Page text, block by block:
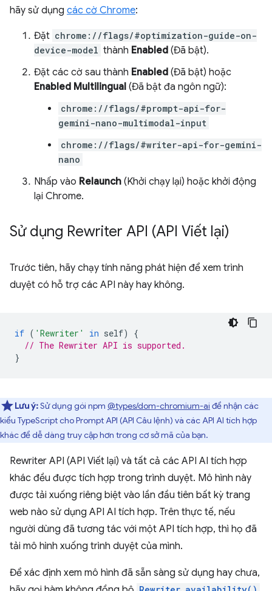
hãy sử dụng các cờ Chrome:
Đặt chrome://flags/#optimization-guide-on-
device-model thành Enabled (Đã bật).
Đặt các cờ sau thành Enabled (Đã bật) hoặc
Enabled Multilingual (Đã bật đa ngôn ngữ):
chrome://flags/#prompt-api-for-
gemini-nano-multimodal-input
chrome://flags/#writer-api-for-gemini-
nano
Nhấp vào Relaunch (Khởi chạy lại) hoặc khởi động
lại Chrome.
Sử dụng Rewriter API (API Viết lại)
Trước tiên, hãy chạy tính năng phát hiện để xem trình
duyệt có hỗ trợ các API này hay không.
if ( 'Rewriter' in self)
{
// The Rewriter API is supported.
}
Lưu ý:Sử dụng gói npm @types/dom-chromium-ai để nhận các
kiểu TypeScript cho Prompt API (API Câu lệnh) và các API AI tích hợp
khác để dễ dàng truy cập hơn trong cơ sở mã của bạn.
Rewriter API (API Viết lại) và tất cả các API AI tích hợp
khác đều được tích hợp trong trình duyệt. Mô hình này
được tải xuống riêng biệt vào lần đầu tiên bất kỳ trang
web nào sử dụng API AI tích hợp. Trên thực tế, nếu
người dùng đã tương tác với một API tích hợp, thì họ đã
tải mô hình xuống trình duyệt của mình.
Để xác định xem mô hình đã sẵn sàng sử dụng hay chưa,